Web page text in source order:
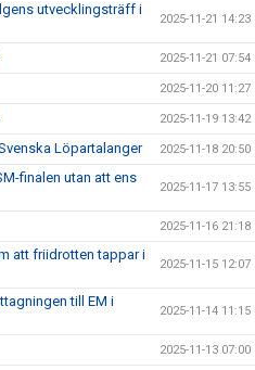
utvecklingsträff i
2025-11-21 14:23
2025-11-21 07:54
2025-11-20 11:27
2025-11-19 13:42
Löpartalanger 2025-11-18 20:50
finalen utan att ens
2025-11-17 13:55
2025-11-16 21:18
att friidrotten tappar i
2025-11-15 12:07
till EM i
2025-11-14 11:15
2025-11-13 07:00